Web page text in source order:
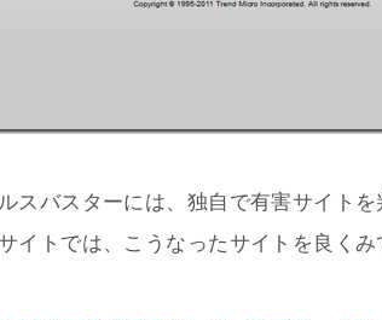
スバスターには、独自で有害サイト
イトでは、こうなったサイトを良くみ